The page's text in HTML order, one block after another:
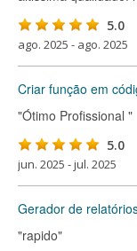
5.0
ago. 2025 - ago. 2025
Criar função em
"Ótimo Profissional "
5.0
jun. 2025 - jul. 2025
Gerador de
"rapido"